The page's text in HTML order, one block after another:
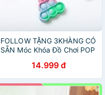
FOLLOW TẶNG 3KHÀNG CÓ
SẴN Móc Khóa Đồ Chơi POP
Thông Dạ Quang CHỌN
MẪUVOUCHER 100K
14.999 đ